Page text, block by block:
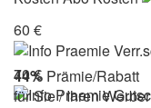
60 €
44% Prämie/Rabatt
für Sie / Ihren Werber
70 €